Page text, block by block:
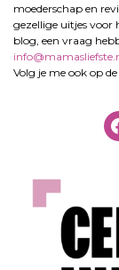
moederschap en
gezellige uitjes voor
blog, een vraag
Volg je me ook op de